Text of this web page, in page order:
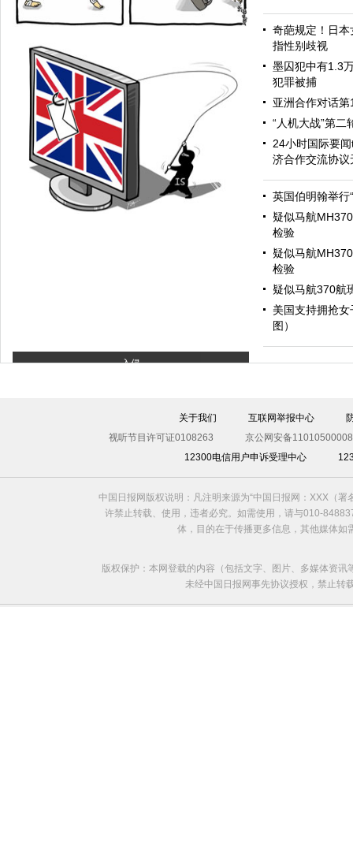
众怒
入侵
奇葩规定！日
指性别歧视
墨囚犯中有1.3
犯罪被捕
亚洲合作对话
“人机大战”第二
24小时国际要
济合作交流协议
英国伯明翰举行
疑似马航
检验
疑似马航
检验
疑似马航370航
美国支持拥抢
图）
关于我们 互联网举报中心
视听节目许可证0108263
京公网安备
12300电信用户申诉受理中心
中国日报网版权说明：凡注明来源为“中国日报网：XXX（
许禁止转载、使用，违者必究。如需使用，请与010-
体，目的在于传播更多信息，其他媒体
版权保护：本网登载的内容（包括文字、图片、多媒体资
未经中国日报网事先协议授权，禁止转